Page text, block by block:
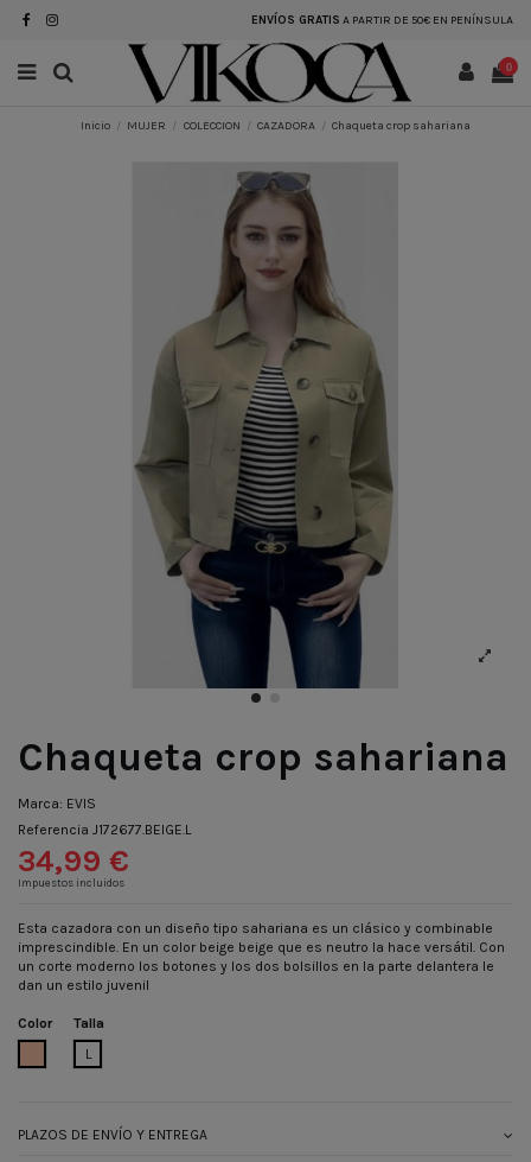
ENVÍOS GRATIS A PARTIR DE 50€ EN PENÍNSULA
0
Inicio MUJER COLECCION CAZADORA Chaqueta crop sahariana
Chaqueta crop sahariana
Marca: EVIS
Referencia J172677.BEIGE.L
34,99 €
Impuestos incluidos
Esta cazadora con un diseño tipo sahariana es un clásico y combinable
imprescindible. En un color beige beige que es neutro la hace versátil. Con
un corte moderno los botones y los dos bolsillos en la parte delantera le
dan un estilo juvenil
Color
Talla
L
PLAZOS DE ENVÍO Y ENTREGA